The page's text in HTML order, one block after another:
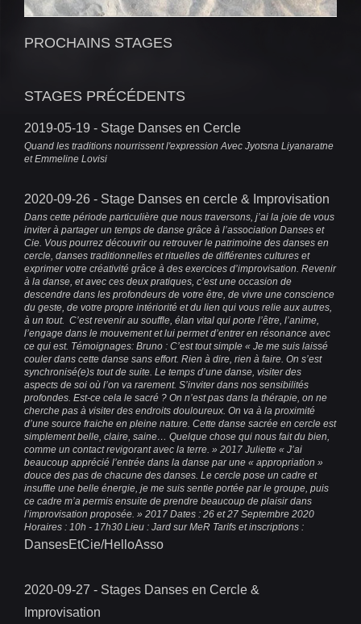
PROCHAINS STAGES
STAGES PRÉCÉDENTS
2019-05-19 - Stage Danses en Cercle
Quand les traditions nourrissent l'expression Avec Jyotsna Liyanaratne
et Emmeline Lovisi
2020-09-26 - Stage Danses en cercle & Improvisation
Dans cette période particulière que nous traversons, j’ai la joie de vous
inviter à partager un temps de danse grâce à l’association Danses et
Cie. Vous pourrez découvrir ou retrouver le patrimoine des danses en
cercle, danses traditionnelles et rituelles de différentes cultures et
exprimer votre créativité grâce à des exercices d’improvisation. Revenir
à la danse, et avec ces deux pratiques, c’est une occasion de
descendre dans les profondeurs de votre être, de vivre une conscience
du geste, de votre propre intériorité et du lien qui vous relie aux autres,
à un tout. C’est revenir au souffle, élan vital qui porte l’être, l’anime,
l’engage dans le mouvement et lui permet d’entrer en résonance avec
ce qui est. Témoignages: Bruno : C’est tout simple « Je me suis laissé
couler dans cette danse sans effort. Rien à dire, rien à faire. On s’est
synchronisé(e)s tout de suite. Le temps d’une danse, visiter des
aspects de soi où l’on va rarement. S’inviter dans nos sensibilités
profondes. Est-ce cela le sacré ? On n’est pas dans la thérapie, on ne
cherche pas à visiter des endroits douloureux. On va à la proximité
d’une source fraiche en pleine nature. Cette danse sacrée en cercle est
simplement belle, claire, saine… Quelque chose qui nous fait du bien,
comme un contact revigorant avec la terre. » 2017 Juliette « J’ai
beaucoup apprécié l’entrée dans la danse par une « appropriation »
douce des pas de chacune des danses. Le cercle pose un cadre et
insuffle une belle énergie, je me suis sentie portée par le groupe, puis
ce cadre m’a permis ensuite de prendre beaucoup de plaisir dans
l’improvisation proposée. » 2017 Dates : 26 et 27 Septembre 2020
Horaires : 10h - 17h30 Lieu : Jard sur MeR Tarifs et inscriptions :
DansesEtCie/HelloAsso
2020-09-27 - Stages Danses en Cercle &
Improvisation